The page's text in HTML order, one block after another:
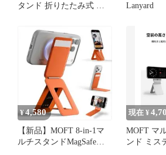
タンド 折りたたみ式 軽
Lanyard
¥4,580
【新品】MOFT 8-in-1マ
ルチスタンドMagSafe対
現在 ¥
MOFT マ
ンド ミス